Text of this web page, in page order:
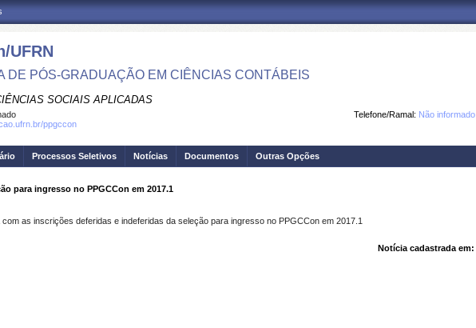
UFRN
DE PÓS-GRADUAÇÃO EM CIÊNCIAS CONTÁBEIS
SOCIAIS APLICADAS
Telefone/Ramal: Não informado
ppgccon
Processos Seletivos Notícias Documentos Outras Opções
para ingresso no PPGCCon em 2017.1
as inscrições deferidas e indeferidas da seleção para ingresso no PPGCCon em 2017.1
Notícia cadastrada em: